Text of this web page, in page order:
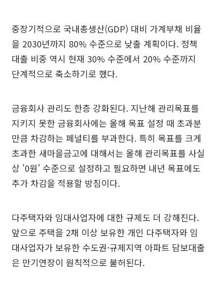
중장기적으로 국내총생산(GDP) 대비 가계부채 비율
을 2030년까지 80% 수준으로 낮출 계획이다. 정책
대출 비중 역시 현재 30% 수준에서 20% 수준까지
단계적으로 축소하기로 했다.
금융회사 관리도 한층 강화된다. 지난해 관리목표를
지키지 못한 금융회사에는 올해 목표 설정 때 초과분
만큼 차감하는 페널티를 부과한다. 특히 목표를 크게
초과한 새마을금고에 대해서는 올해 관리목표를 사실
상 '0원' 수준으로 설정하고 필요하면 내년 목표에도
추가 차감을 적용할 방침이다.
다주택자와 임대사업자에 대한 규제도 더 강해진다.
앞으로 주택을 2채 이상 보유한 개인 다주택자와 임
대사업자가 보유한 수도권·규제지역 아파트 담보대출
은 만기연장이 원칙적으로 불허된다.